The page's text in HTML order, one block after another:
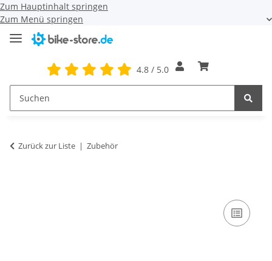
Zum Hauptinhalt springen
Zum Menü springen
4.8 / 5.0
Zurück zur Liste Zubehör